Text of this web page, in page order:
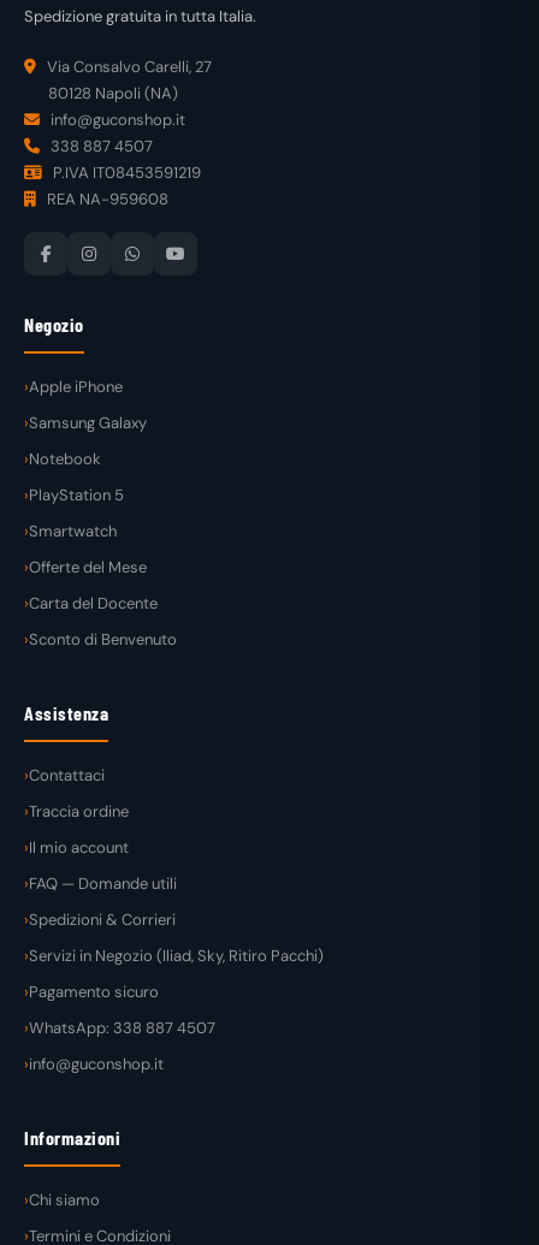
Spedizione gratuita in tutta Italia.
Via Consalvo Carelli, 27
80128 Napoli (NA)
info@guconshop.it
338 887 4507
P.IVA IT08453591219
REA NA-959608
Negozio
Apple iPhone
Samsung Galaxy
Notebook
PlayStation 5
Smartwatch
Offerte del Mese
Carta del Docente
Sconto di Benvenuto
Assistenza
Contattaci
Traccia ordine
Il mio account
FAQ — Domande utili
Spedizioni & Corrieri
Servizi in Negozio (Iliad, Sky, Ritiro Pacchi)
Pagamento sicuro
WhatsApp: 338 887 4507
info@guconshop.it
Informazioni
Chi siamo
Termini e Condizioni